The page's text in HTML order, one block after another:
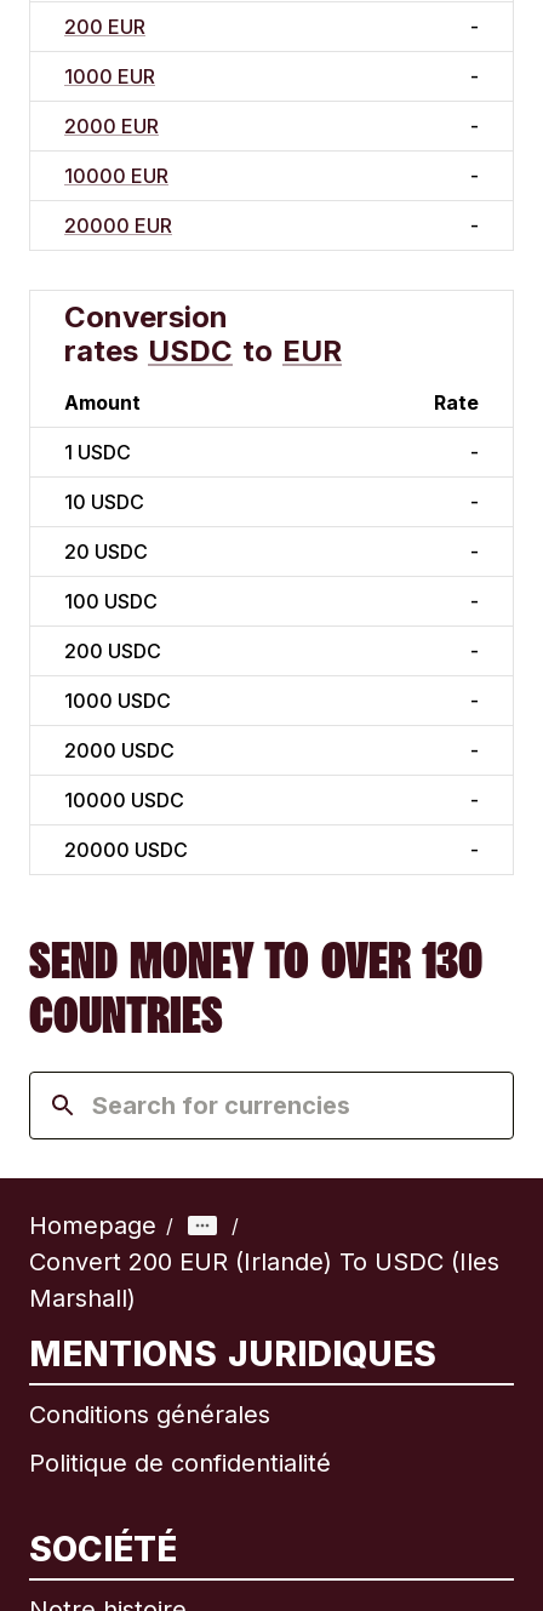
200 EUR -
1000 EUR -
2000 EUR -
10000 EUR -
20000 EUR -
Conversion
rates USDC to EUR
Amount Rate
1 USDC -
10 USDC -
20 USDC -
100 USDC -
200 USDC -
1000 USDC -
2000 USDC -
10000 USDC -
20000 USDC -
SEND MONEY TO OVER 130
COUNTRIES
Homepage / /
Convert 200 EUR (Irlande) To USDC (Iles
Marshall)
MENTIONS JURIDIQUES
Conditions générales
Politique de confidentialité
SOCIÉTÉ